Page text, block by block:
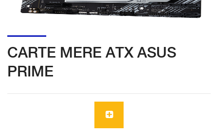
CARTE MERE ATX ASUS
PRIME